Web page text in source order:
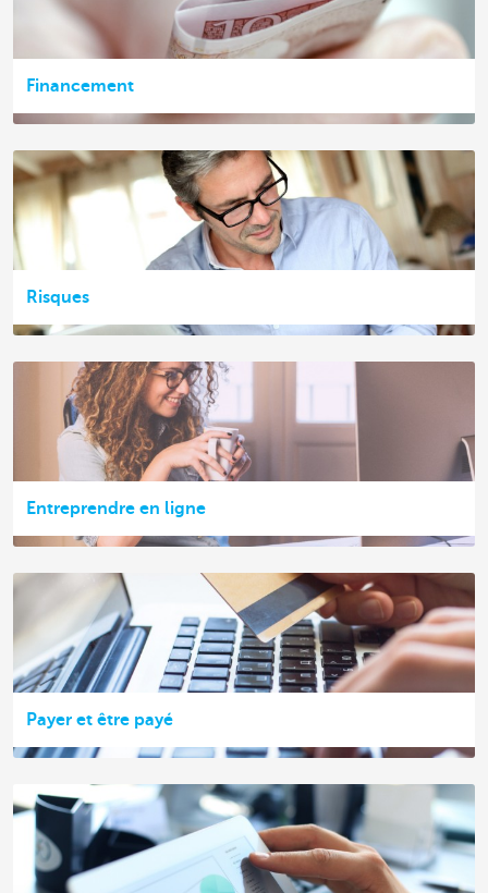
Financement
Risques
Entreprendre en ligne
Payer et être payé